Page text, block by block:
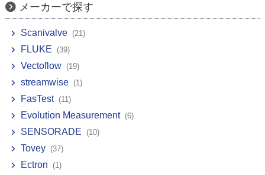
メーカーで探す
Scanivalve (21)
FLUKE (39)
Vectoflow (19)
streamwise (1)
FasTest (11)
Evolution Measurement (6)
SENSORADE (10)
Tovey (37)
Ectron (1)